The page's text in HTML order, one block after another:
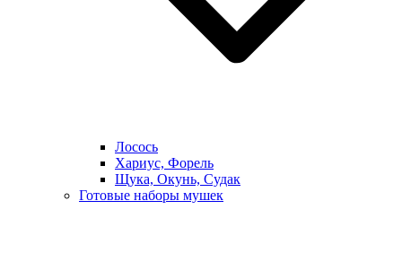
Лосось
Хариус, Форель
Щука, Окунь, Судак
Готовые наборы мушек